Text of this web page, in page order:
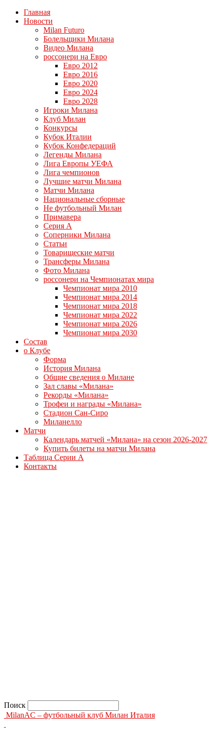
Главная
Новости
Milan Futuro
Болельщики Милана
Видео Милана
россонери на Евро
Евро 2012
Евро 2016
Евро 2020
Евро 2024
Евро 2028
Игроки Милана
Клуб Милан
Конкурсы
Кубок Италии
Кубок Конфедераций
Легенды Милана
Лига Европы УЕФА
Лига чемпионов
Лучшие матчи Милана
Матчи Милана
Национальные сборные
Не футбольный Милан
Примавера
Серия А
Соперники Милана
Статьи
Товарищеские матчи
Трансферы Милана
Фото Милана
россонери на Чемпионатах мира
Чемпионат мира 2010
Чемпионат мира 2014
Чемпионат мира 2018
Чемпионат мира 2022
Чемпионат мира 2026
Чемпионат мира 2030
Состав
о Клубе
Форма
История Милана
Общие сведения о Милане
Зал славы «Милана»
Рекорды «Милана»
Трофеи и награды «Милана»
Стадион Сан-Сиро
Миланелло
Матчи
Календарь матчей «Милана» на сезон 2026-2027
Купить билеты на матчи Милана
Таблица Серии А
Контакты
Поиск
MilanAC – футбольный клуб Милан Италия